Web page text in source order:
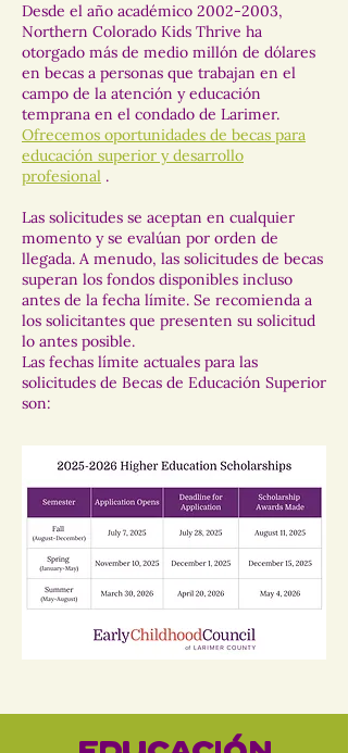
Desde el año académico 2002-2003,
Northern Colorado Kids Thrive ha
otorgado más de medio millón de dólares
en becas a personas que trabajan en el
campo de la atención y educación
temprana en el condado de Larimer.
Ofrecemos oportunidades de becas para
educación superior y desarrollo
profesional .
Las solicitudes se aceptan en cualquier
momento y se evalúan por orden de
llegada. A menudo, las solicitudes de becas
superan los fondos disponibles incluso
antes de la fecha límite. Se recomienda a
los solicitantes que presenten su solicitud
lo antes posible.
Las fechas límite actuales para las
solicitudes de Becas de Educación Superior
son: